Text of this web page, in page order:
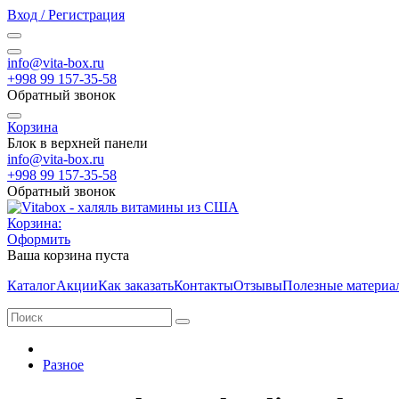
Вход / Регистрация
info@vita-box.ru
+998 99 157-35-58
Обратный звонок
Корзина
Блок в верхней панели
info@vita-box.ru
+998 99 157-35-58
Обратный звонок
Корзина:
Оформить
Ваша корзина пуста
КаталогАкцииКак заказатьКонтактыОтзывыПолезные
Разное